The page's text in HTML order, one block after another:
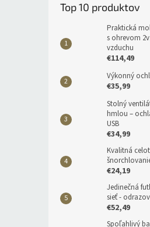
Top 10 produktov
Praktická
s ohrevom
vzduchu
€114,49
Výkonný
€35,99
Stolný
hmlou –
USB
€34,99
Kvalitná
€24,19
Jedinečná
sieť -
€52,49
Spoľahlivý